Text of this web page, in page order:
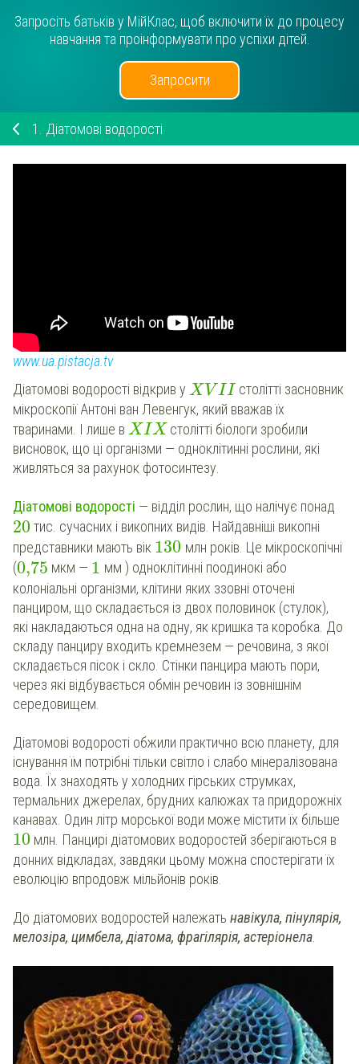
Запросіть батьків у МійКлас, щоб включити їх до процесу
навчання та проінформувати про успіхи дітей.
Запросити
1. Діатомові водорості
www.ua.pistacja.tv
Діатомові водорості відкрив у XV II столітті засновник
мікроскопії Антоні ван Левенгук, який вважав їх
тваринами. І лише в XIX столітті біологи зробили
висновок, що ці організми — одноклітинні рослини, які
живляться за рахунок фотосинтезу.
Діатомові водорості — відділ рослин, що налічує понад
20 тис. сучасних і викопних видів. Найдавніші викопні
представники мають вік 130 млн років. Це мікроскопічні
(0,75 мкм — 1 мм ) одноклітинні поодинокі або
колоніальні організми, клітини яких ззовні оточені
панциром, що складається із двох половинок (стулок),
які накладаються одна на одну, як кришка та коробка. До
складу панциру входить кремнезем — речовина, з якої
складається пісок і скло. Стінки панцира мають пори,
через які відбувається обмін речовин із зовнішнім
середовищем.
Діатомові водорості обжили практично всю планету, для
існування їм потрібні тільки світло і слабо мінералізована
вода. Їх знаходять у холодних гірських струмках,
термальних джерелах, брудних калюжах та придорожніх
канавах. Один літр морської води може містити їх більше
10 млн. Панцирі діатомових водоростей зберігаються в
донних відкладах, завдяки цьому можна спостерігати їх
еволюцію впродовж мільйонів років.
До діатомових водоростей належать навікула, пінулярія,
мелозіра, цимбела, діатома, фрагілярія, астеріонела